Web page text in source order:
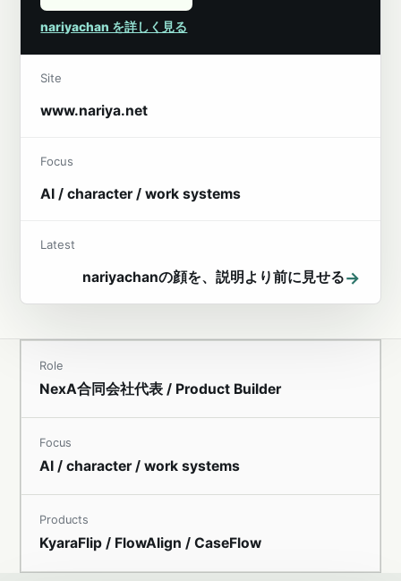
nariyachan を詳しく見る
Site
www.nariya.net
Focus
AI / character / work systems
Latest
nariyachanの顔を、説明より前に見せる→
Role
NexA合同会社代表 / Product Builder
Focus
AI / character / work systems
Products
KyaraFlip / FlowAlign / CaseFlow